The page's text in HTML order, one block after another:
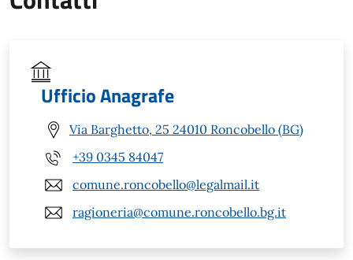
Ufficio Anagrafe
Via Barghetto, 25 24010 Roncobello (BG)
+39 0345 84047
comune.roncobello@legalmail.it
ragioneria@comune.roncobello.bg.it